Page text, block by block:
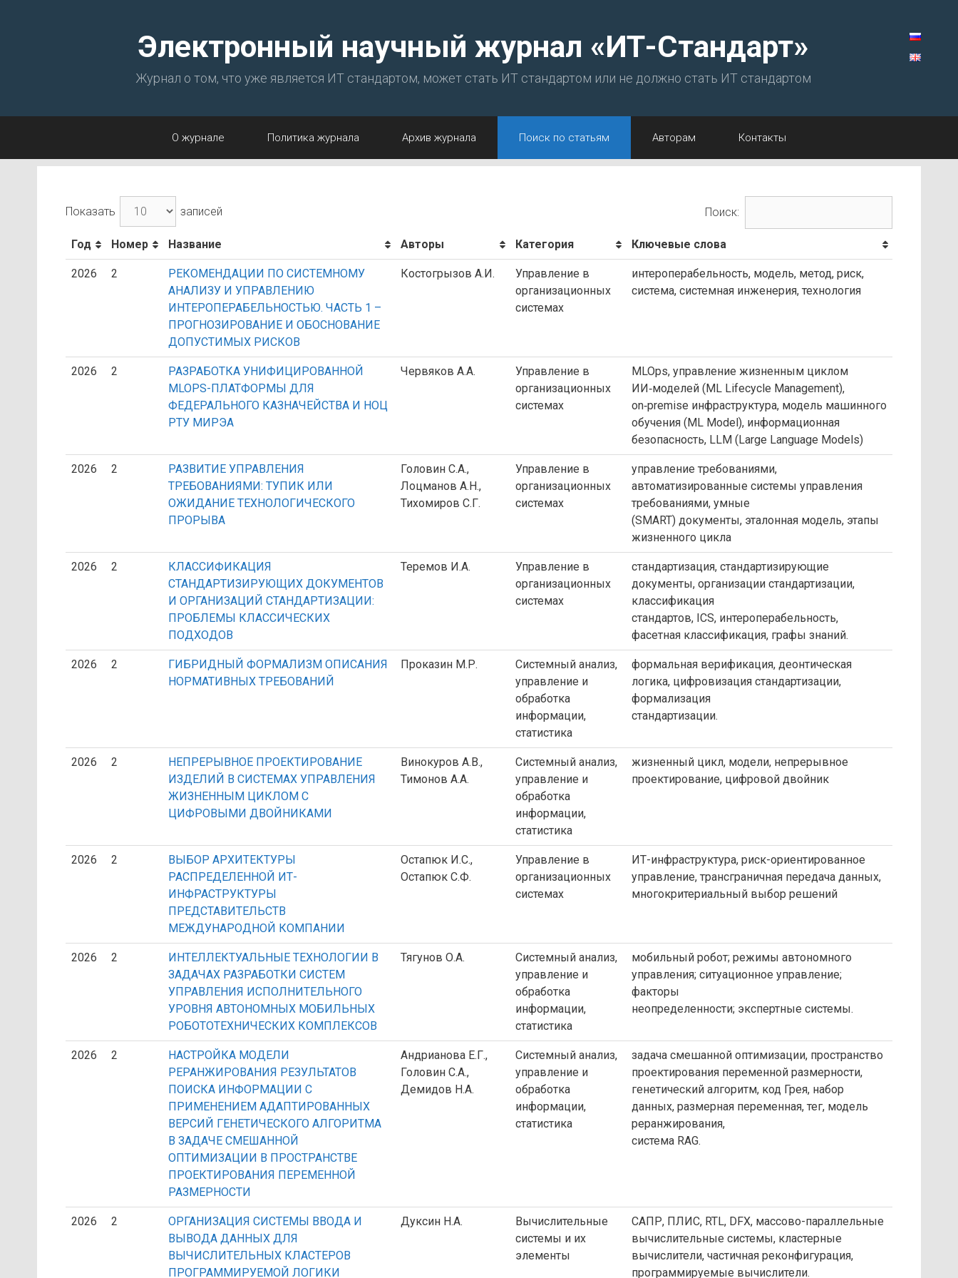
Электронный научный журнал «ИТ-Стандарт»
Журнал о том, что уже является ИТ стандартом, может стать ИТ стандартом или не должно стать ИТ стандартом
О журнале Политика журнала Архив журнала Поиск по статьям Авторам Контакты
Показать записей Поиск:
Год Номер Название Авторы Категория Ключевые слова
2026 2
РЕКОМЕНДАЦИИ ПО СИСТЕМНОМУ
АНАЛИЗУ И УПРАВЛЕНИЮ
ИНТЕРОПЕРАБЕЛЬНОСТЬЮ. ЧАСТЬ 1 –
ПРОГНОЗИРОВАНИЕ И ОБОСНОВАНИЕ
ДОПУСТИМЫХ РИСКОВ
Костогрызов А.И.
Управление в
организационных
системах
интероперабельность, модель, метод, риск,
система, системная инженерия, технология
2026 2
РАЗРАБОТКА УНИФИЦИРОВАННОЙ
MLOPS-ПЛАТФОРМЫ ДЛЯ
ФЕДЕРАЛЬНОГО КАЗНАЧЕЙСТВА И НОЦ
РТУ МИРЭА
Червяков А.А.
Управление в
организационных
системах
MLOps, управление жизненным циклом
ИИ‑моделей (ML Lifecycle Management),
on‑premise инфраструктура, модель машинного
обучения (ML Model), информационная
безопасность, LLM (Large Language Models)
2026 2
РАЗВИТИЕ УПРАВЛЕНИЯ
ТРЕБОВАНИЯМИ: ТУПИК ИЛИ
ОЖИДАНИЕ ТЕХНОЛОГИЧЕСКОГО
ПРОРЫВА
Головин С.А.,
Лоцманов А.Н.,
Тихомиров С.Г.
Управление в
организационных
системах
управление требованиями,
автоматизированные системы управления
требованиями, умные
(SMART) документы, эталонная модель, этапы
жизненного цикла
2026 2
КЛАССИФИКАЦИЯ
СТАНДАРТИЗИРУЮЩИХ ДОКУМЕНТОВ
И ОРГАНИЗАЦИЙ СТАНДАРТИЗАЦИИ:
ПРОБЛЕМЫ КЛАССИЧЕСКИХ
ПОДХОДОВ
Теремов И.А.
Управление в
организационных
системах
стандартизация, стандартизирующие
документы, организации стандартизации,
классификация
стандартов, ICS, интероперабельность,
фасетная классификация, графы знаний.
2026 2
ГИБРИДНЫЙ ФОРМАЛИЗМ ОПИСАНИЯ
НОРМАТИВНЫХ ТРЕБОВАНИЙ
Проказин М.Р.
Системный анализ,
управление и
обработка
информации,
статистика
формальная верификация, деонтическая
логика, цифровизация стандартизации,
формализация
стандартизации.
2026 2
НЕПРЕРЫВНОЕ ПРОЕКТИРОВАНИЕ
ИЗДЕЛИЙ В СИСТЕМАХ УПРАВЛЕНИЯ
ЖИЗНЕННЫМ ЦИКЛОМ С
ЦИФРОВЫМИ ДВОЙНИКАМИ
Винокуров А.В.,
Тимонов А.А.
Системный анализ,
управление и
обработка
информации,
статистика
жизненный цикл, модели, непрерывное
проектирование, цифровой двойник
2026 2
ВЫБОР АРХИТЕКТУРЫ
РАСПРЕДЕЛЕННОЙ ИТ-
ИНФРАСТРУКТУРЫ
ПРЕДСТАВИТЕЛЬСТВ
МЕЖДУНАРОДНОЙ КОМПАНИИ
Остапюк И.С.,
Остапюк С.Ф.
Управление в
организационных
системах
ИТ-инфраструктура, риск-ориентированное
управление, трансграничная передача данных,
многокритериальный выбор решений
2026 2
ИНТЕЛЛЕКТУАЛЬНЫЕ ТЕХНОЛОГИИ В
ЗАДАЧАХ РАЗРАБОТКИ СИСТЕМ
УПРАВЛЕНИЯ ИСПОЛНИТЕЛЬНОГО
УРОВНЯ АВТОНОМНЫХ МОБИЛЬНЫХ
РОБОТОТЕХНИЧЕСКИХ КОМПЛЕКСОВ
Тягунов О.А.
Системный анализ,
управление и
обработка
информации,
статистика
мобильный робот; режимы автономного
управления; ситуационное управление;
факторы
неопределенности; экспертные системы.
2026 2
НАСТРОЙКА МОДЕЛИ
РЕРАНЖИРОВАНИЯ РЕЗУЛЬТАТОВ
ПОИСКА ИНФОРМАЦИИ С
ПРИМЕНЕНИЕМ АДАПТИРОВАННЫХ
ВЕРСИЙ ГЕНЕТИЧЕСКОГО АЛГОРИТМА
В ЗАДАЧЕ СМЕШАННОЙ
ОПТИМИЗАЦИИ В ПРОСТРАНСТВЕ
ПРОЕКТИРОВАНИЯ ПЕРЕМЕННОЙ
РАЗМЕРНОСТИ
Андрианова Е.Г.,
Головин С.А.,
Демидов Н.А.
Системный анализ,
управление и
обработка
информации,
статистика
задача смешанной оптимизации, пространство
проектирования переменной размерности,
генетический алгоритм, код Грея, набор
данных, размерная переменная, тег, модель
реранжирования,
система RAG.
2026 2
ОРГАНИЗАЦИЯ СИСТЕМЫ ВВОДА И
ВЫВОДА ДАННЫХ ДЛЯ
ВЫЧИСЛИТЕЛЬНЫХ КЛАСТЕРОВ
ПРОГРАММИРУЕМОЙ ЛОГИКИ
Дуксин Н.А.
Вычислительные
системы и их
элементы
САПР, ПЛИС, RTL, DFX, массово-параллельные
вычислительные системы, кластерные
вычислители, частичная реконфигурация,
программируемые вычислители.